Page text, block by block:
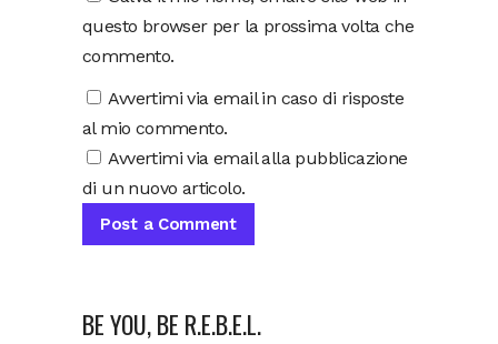
questo browser per la prossima volta che
commento.
Avvertimi via email in caso di risposte
al mio commento.
Avvertimi via email alla pubblicazione
di un nuovo articolo.
BE YOU, BE R.E.B.E.L.